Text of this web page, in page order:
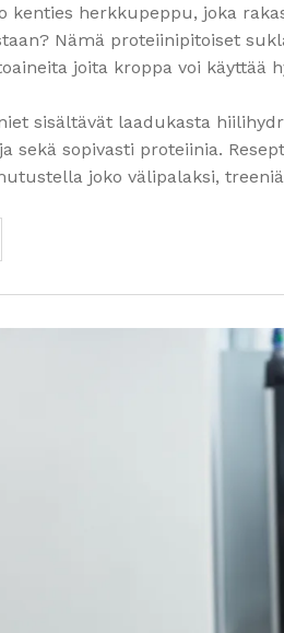
kenties herkkupeppu, joka
Nämä proteiinipitoiset
joita kroppa voi käyttää
sisältävät laadukasta
sekä sopivasti proteiinia.
joko välipalaksi,